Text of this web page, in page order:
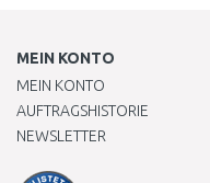
MEIN KONTO
MEIN KONTO
AUFTRAGSHISTORIE
NEWSLETTER